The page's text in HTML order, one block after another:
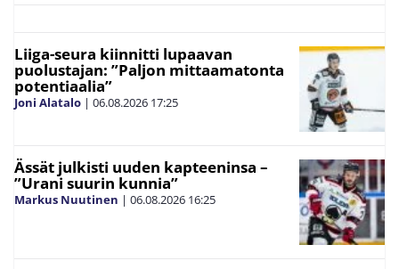
Liiga-seura kiinnitti lupaavan
puolustajan: ”Paljon mittaamatonta
potentiaalia”
Joni Alatalo | 06.08.2026 17:25
Ässät julkisti uuden kapteeninsa –
”Urani suurin kunnia”
Markus Nuutinen | 06.08.2026 16:25